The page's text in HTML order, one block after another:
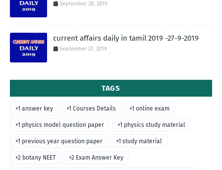
September 28, 2019
current affairs daily in tamil 2019 -27-9-2019
September 27, 2019
TAGS
+1 answer key +1 Courses Details +1 online exam
+1 physics model question paper +1 physics study material
+1 previous year question paper +1 study material
+2 botany NEET +2 Exam Answer Key